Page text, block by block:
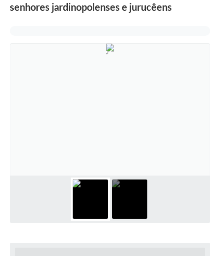
senhores jardinopolenses e jurucêens